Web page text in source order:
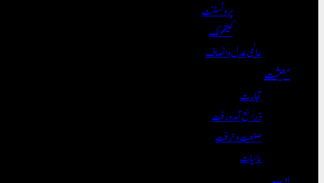
پروٹسٹنٹ
کیتھولک
عالمی عدل و انصاف
معیشت
تجارت
ذرائع آمدورفت
صنعت و حرفت
مالیات
ادب